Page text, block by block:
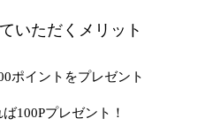
いただくメリット
ポイントをプレゼント
100Pプレゼント！